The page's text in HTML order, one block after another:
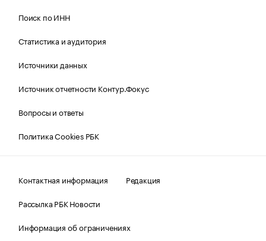
Поиск по ИНН
Статистика и аудитория
Источники данных
Источник отчетности Контур.Фокус
Вопросы и ответы
Политика Cookies РБК
Контактная информация
Редакция
Рассылка РБК Новости
Информация об ограничениях